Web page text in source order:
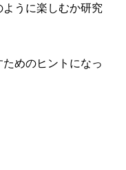
うに楽しむか研究
めのヒントになっ